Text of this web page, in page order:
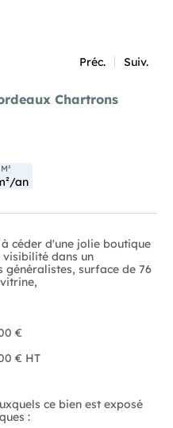
Préc. Suiv.
Chartrons
an
céder d'une jolie boutique
dans un
généralistes, surface de 76
€
€ HT
ce bien est exposé
: